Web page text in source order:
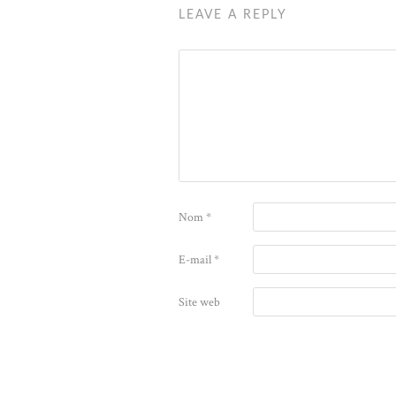
LEAVE A REPLY
Nom*
E-mail*
Site web